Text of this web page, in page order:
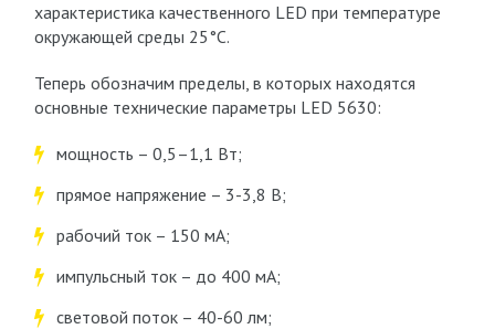
характеристика качественного LED при температуре
окружающей среды 25°С.
Теперь обозначим пределы, в которых находятся
основные технические параметры LED 5630:
мощность – 0,5–1,1 Вт;
прямое напряжение – 3-3,8 В;
рабочий ток – 150 мА;
импульсный ток – до 400 мА;
световой поток – 40-60 лм;